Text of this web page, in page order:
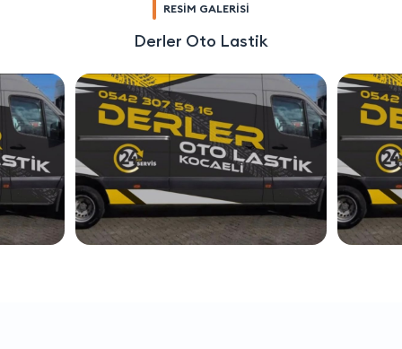
RESİM GALERİSİ
Derler Oto Lastik